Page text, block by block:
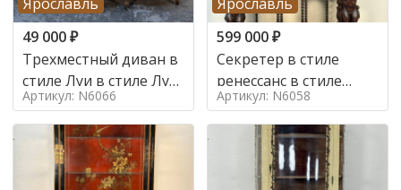
49 000₽
Трехместный диван в
стиле Луи в стиле Луи
16,
Артикул: N6066
599 000₽
Секретер в стиле
ренессанс в стиле
ренессанс, 19 век
Артикул: N6058